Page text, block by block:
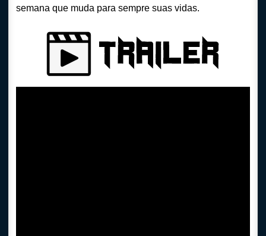
semana que muda para sempre suas vidas.